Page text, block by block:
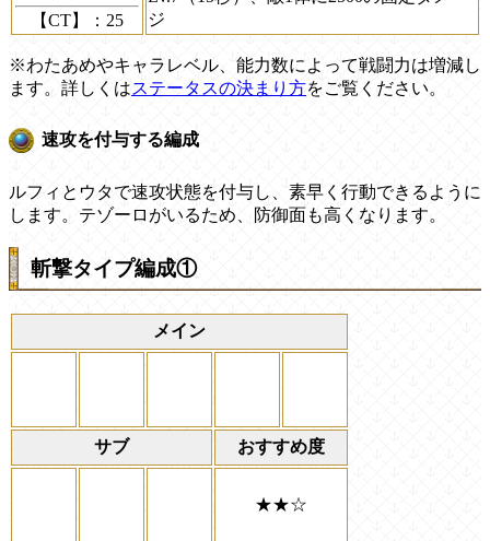
【CT】
：25
ジ
※わたあめやキャラレベル、能力数によって戦闘力は増減し
ます。詳しくはステータスの決まり方をご覧ください。
速攻を付与する編成
ルフィとウタで速攻状態を付与し、素早く行動できるように
します。テゾーロがいるため、防御面も高くなります。
斬撃タイプ編成①
メイン
サブ おすすめ度
★★☆